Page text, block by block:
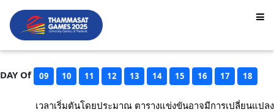
DAY Of 09 10 11 12 13 14 15 16 17 18
เวลาเริ่มตันโดยประมาณ ตารางแข่งขันอาจมีการเปลี่ยนแปลง